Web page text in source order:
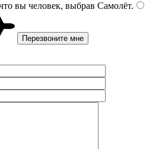
вы человек, выбрав Самолёт.